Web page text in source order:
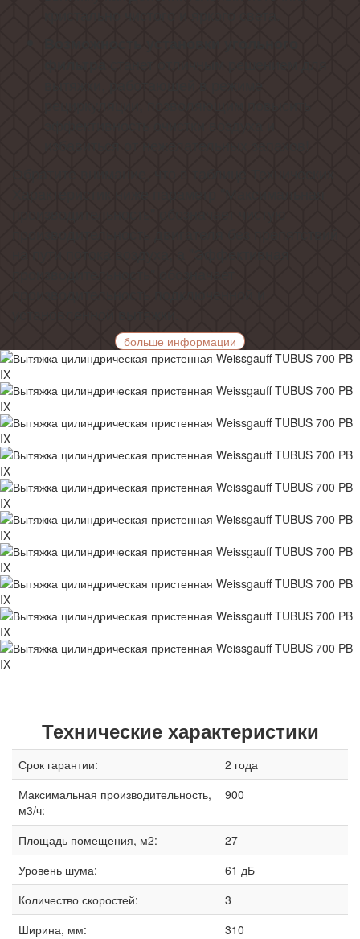
больше информации
Технические характеристики
Срок гарантии:
2 года
Максимальная производительность,
м3/ч:
900
Площадь помещения, м2:
27
Уровень шума:
61 дБ
Количество скоростей:
3
Ширина, мм:
310